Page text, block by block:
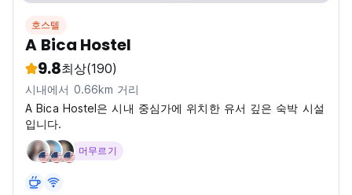
호스텔
A Bica Hostel
9.8최상(190)
시내에서 0.66km 거리
A Bica Hostel은 시내 중심가에 위치한 유서 깊은 숙박 시설
입니다.
머무르기